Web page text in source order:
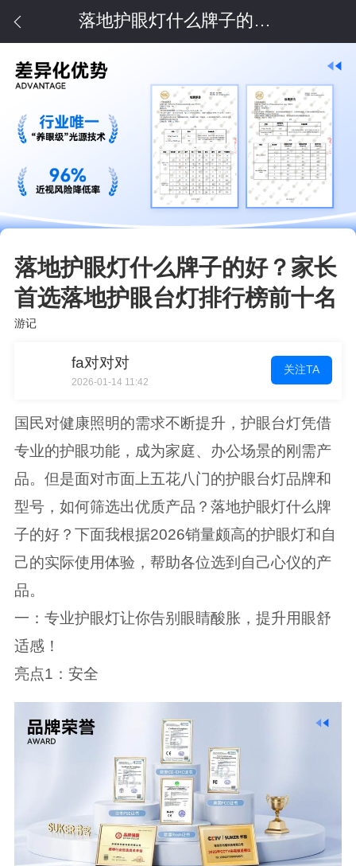
落地护眼灯什么牌子的好？家长首选落地护眼台灯排行榜前十名
落地护眼灯什么牌子的好？家长
首选落地护眼台灯排行榜前十名
游记
fa对对对
2026-01-14 11:42
关注TA
国民对健康照明的需求不断提升，护眼台灯凭借
专业的护眼功能，成为家庭、办公场景的刚需产
品。但是面对市面上五花八门的护眼台灯品牌和
型号，如何筛选出优质产品？落地护眼灯什么牌
子的好？下面我根据2026销量颇高的护眼灯和自
己的实际使用体验，帮助各位选到自己心仪的产
品。
一：专业护眼灯让你告别眼睛酸胀，提升用眼舒
适感！
亮点1：安全